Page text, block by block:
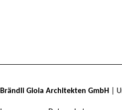
Brändli Gioia Architekten GmbH |